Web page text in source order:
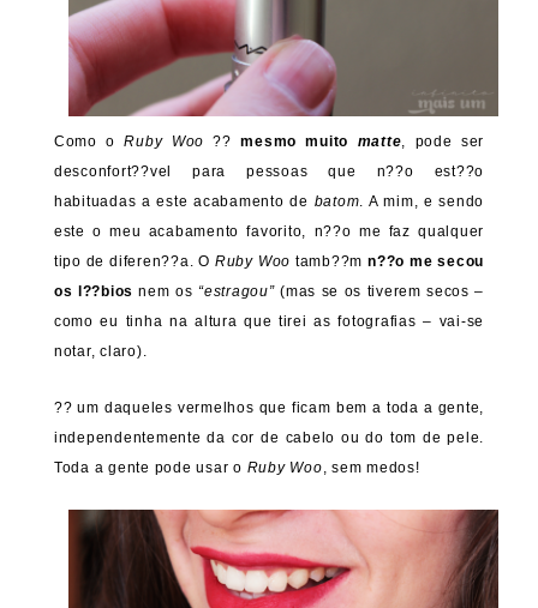
Como oRuby Woo ??mesmo muito matte , pode ser
desconfort??vel para pessoas que n??o est??o
habituadas a este acabamento de batom . A mim, e sendo
este o meu acabamento favorito, n??o me faz qualquer
tipo de diferen??a. O Ruby Woo tamb??mn??o me secou
os l??bios nem os “estragou”(mas se os tiverem secos –
como eu tinha na altura que tirei as fotografias – vai-se
notar, claro).
?? um daqueles vermelhos que ficam bem a toda a gente,
independentemente da cor de cabelo ou do tom de pele.
Toda a gente pode usar o Ruby Woo , sem medos!